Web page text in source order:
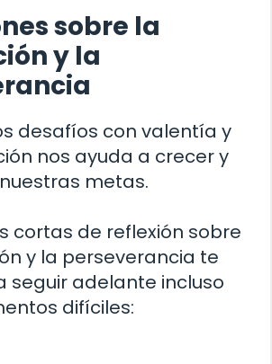
sobre la
y la
desafíos con valentía y
nos ayuda a crecer y
metas.
cortas de reflexión sobre
y la perseverancia te
seguir adelante incluso
difíciles: